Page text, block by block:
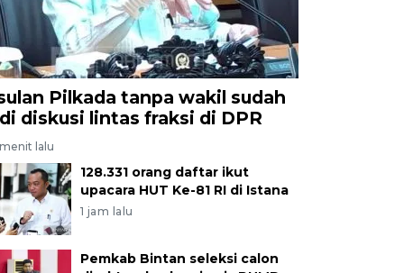
Pilkada tanpa wakil sudah
diskusi lintas fraksi di DPR
lalu
128.331 orang daftar ikut
upacara HUT Ke-81 RI di Istana
1 jam lalu
Pemkab Bintan seleksi calon